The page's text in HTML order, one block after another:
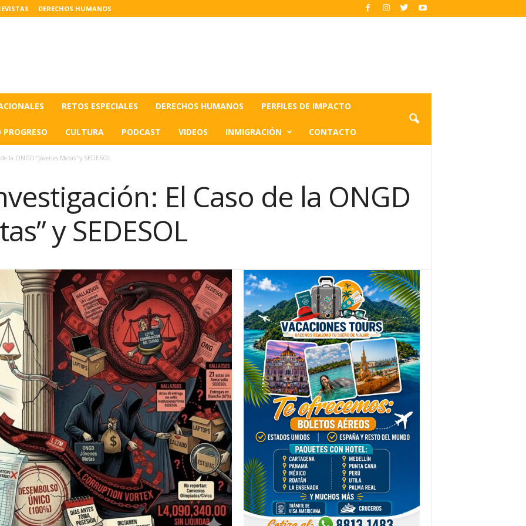
DERECHOS HUMANOS
RETOS ESPECIALES DERECHOS HUMANOS PERFILES DE IMPACTO
PROGRESO CULTURA PODCAST VIDEOS INMIGRACIÓN CONTACTO
la ONGD “Jóvenes Metas” y SEDESOL
El Caso de la ONGD
y SEDESOL